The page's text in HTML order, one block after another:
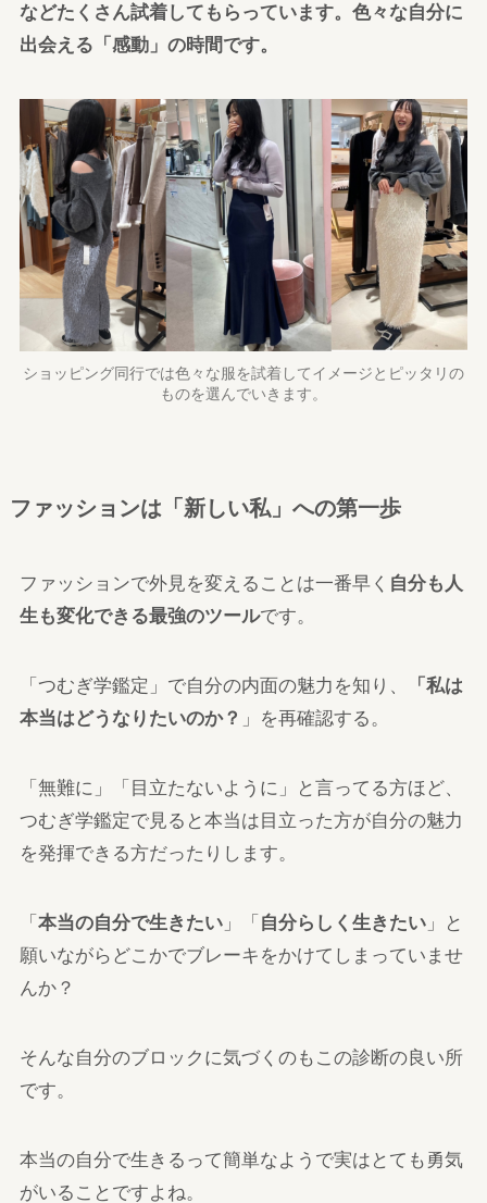
などたくさん試着してもらっています。色々な自分に
出会える「感動」の時間です。
ショッピング同行では色々な服を試着してイメージとピッタリの
ものを選んでいきます。
ファッションは「新しい私」への第一歩
ファッションで外見を変えることは一番早く 自分も人
生も変化できる最強のツールです。
「つむぎ学鑑定」で自分の内面の魅力を知り、
「私は
本当はどうなりたいのか？ 」を再確認する。
「無難に」「目立たないように」と言ってる方ほど、
つむぎ学鑑定で見ると本当は目立った方が自分の魅力
を発揮できる方だったりします。
「 本当の自分で生きたい」「 自分らしく生きたい」と
願いながらどこかでブレーキをかけてしまっていませ
んか？
そんな自分のブロックに気づくのもこの診断の良い所
です。
本当の自分で生きるって簡単なようで実はとても勇気
がいることですよね。